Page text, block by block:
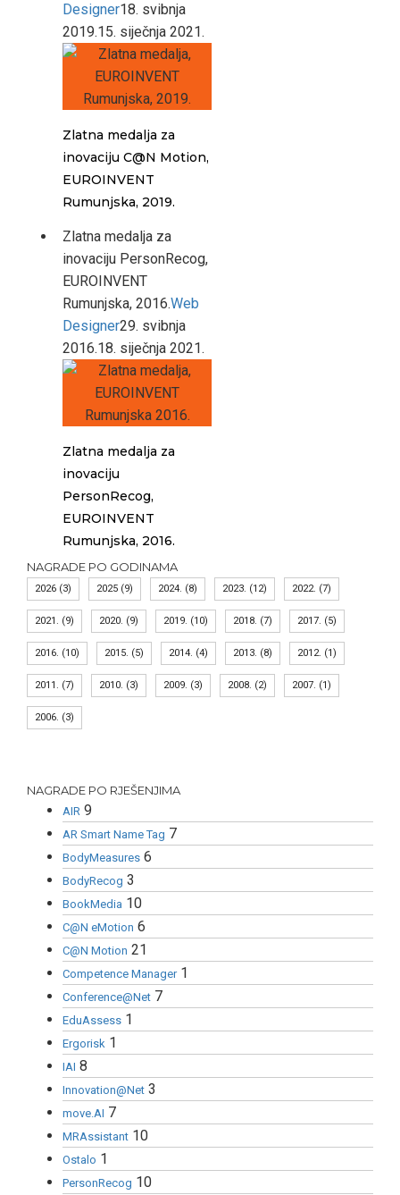
Designer18. svibnja
2019.15. siječnja 2021.
Zlatna medalja za
inovaciju C@N Motion,
EUROINVENT
Rumunjska, 2019.
Zlatna medalja za
inovaciju PersonRecog,
EUROINVENT
Rumunjska, 2016.Web
Designer29. svibnja
2016.18. siječnja 2021.
Zlatna medalja za
inovaciju
PersonRecog,
EUROINVENT
Rumunjska, 2016.
NAGRADE PO GODINAMA
2026 (3) 2025 (9) 2024. (8) 2023. (12) 2022. (7)
2021. (9) 2020. (9) 2019. (10) 2018. (7) 2017. (5)
2016. (10) 2015. (5) 2014. (4) 2013. (8) 2012. (1)
2011. (7) 2010. (3) 2009. (3) 2008. (2) 2007. (1)
2006. (3)
NAGRADE PO RJEŠENJIMA
AIR 9
AR Smart Name Tag 7
BodyMeasures 6
BodyRecog 3
BookMedia 10
C@N eMotion 6
C@N Motion 21
Competence Manager 1
Conference@Net 7
EduAssess 1
Ergorisk 1
IAI 8
Innovation@Net 3
move.AI 7
MRAssistant 10
Ostalo 1
PersonRecog 10